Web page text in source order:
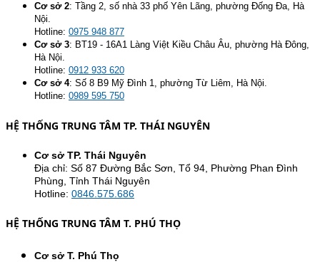
Cơ sở 2: Tầng 2, số nhà 33 phố Yên Lãng, phường Đống Đa, Hà
Nội.
Hotline: 0975 948 877
Cơ sở 3: BT19 - 16A1 Làng Việt Kiều Châu Âu, phường Hà Đông,
Hà Nội.
Hotline: 0912 933 620
Cơ sở 4: Số 8 B9 Mỹ Đình 1, phường Từ Liêm, Hà Nội.
Hotline: 0989 595 750
HỆ THỐNG TRUNG TÂM TP. THÁI NGUYÊN
Cơ sở TP. Thái Nguyên
Địa chỉ: Số 87 Đường Bắc Sơn, Tổ 94, Phường Phan Đình
Phùng, Tỉnh Thái Nguyên
Hotline: 0846.575.686
HỆ THỐNG TRUNG TÂM T. PHÚ THỌ
Cơ sở T. Phú Thọ